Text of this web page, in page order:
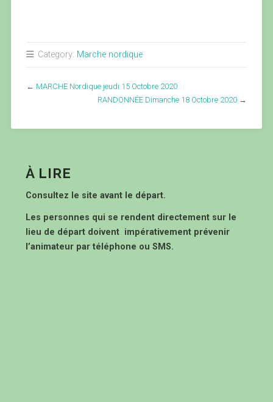
Category: Marche nordique
← MARCHE Nordique jeudi 15 Octobre 2020
RANDONNÉE Dimanche 18 Octobre 2020 →
À LIRE
Consultez le site avant le départ.
Les personnes qui se rendent directement sur le
lieu de départ doivent impérativement prévenir
l’animateur par téléphone ou SMS.